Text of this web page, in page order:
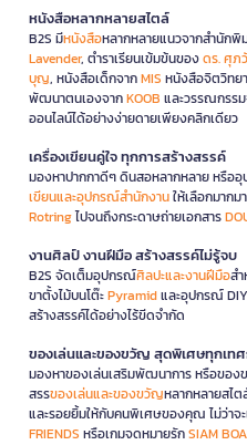
หนังสือหลากหลายสไตล์
B2S มีหนังสือหลากหลายแนวจากสำนักพิ
Lavender, ตำราเรียนเข้มข้นของดร. ศุ
บุญ, หนังสือเด็กจากMIS หนังสือจิตวิทย
พัฒนาตนเองจากKOOB และวรรณกรร
ออนไลน์ได้อย่างง่ายดายเพียงคลิกเดียว
เครื่องเขียนคู่ใจ ทุกการสร้างสรรค์
มองหาปากกาดีๆ ดินสอหลากหลาย หรือ
เขียนและอุปกรณ์สำนักงานให้เลือกมาก
Rotringไปจนถึงกระดาษถ่ายเอกสาร
งานศิลป์ งานฝีมือ สร้างสรรค์ไม่รู้จบ
B2S จัดเต็มอุปกรณ์ศิลปะและงานฝีมือส
ขาตั้งไม้บนโต๊ะPyramidและอุปกรณ์
สร้างสรรค์ได้อย่างไร้ขีดจำกัด
ของเล่นและของขวัญ สุดพิเศษทุกเท
มองหาของเล่นเสริมพัฒนาการ หรือขอ
สรรของเล่นและของขวัญหลากหลายสไต
และรอยยิ้มให้กับคนพิเศษของคุณ ไม่ว่าจ
FRIENDS หรือเกมจดหมายรักSIAM